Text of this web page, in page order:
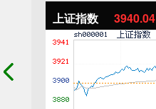
上证指数 3940.04